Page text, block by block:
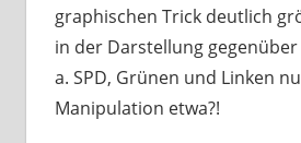
graphischen Trick deutlich
in der Darstellung gegenüber
a. SPD, Grünen und Linken
Manipulation etwa?!